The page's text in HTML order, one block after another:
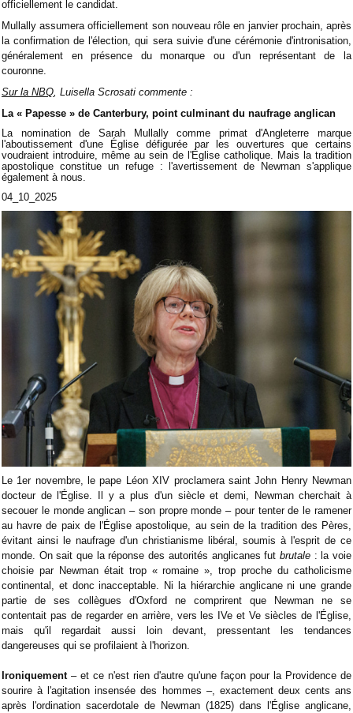
officiellement le candidat.
Mullally assumera officiellement son nouveau rôle en janvier prochain, après
la confirmation de l'élection, qui sera suivie d'une cérémonie d'intronisation,
généralement en présence du monarque ou d'un représentant de la
couronne.
Sur la NBQ, Luisella Scrosati commente :
La « Papesse » de Canterbury, point culminant du naufrage anglican
La nomination de Sarah Mullally comme primat d'Angleterre marque
l'aboutissement d'une Église défigurée par les ouvertures que certains
voudraient introduire, même au sein de l'Église catholique. Mais la tradition
apostolique constitue un refuge : l'avertissement de Newman s'applique
également à nous.
04_10_2025
Le 1er novembre, le pape Léon XIV proclamera saint John Henry Newman
docteur de l'Église. Il y a plus d'un siècle et demi, Newman cherchait à
secouer le monde anglican – son propre monde – pour tenter de le ramener
au havre de paix de l'Église apostolique, au sein de la tradition des Pères,
évitant ainsi le naufrage d'un christianisme libéral, soumis à l'esprit de ce
monde. On sait que la réponse des autorités anglicanes fut brutale: la voie
choisie par Newman était trop « romaine », trop proche du catholicisme
continental, et donc inacceptable. Ni la hiérarchie anglicane ni une grande
partie de ses collègues d'Oxford ne comprirent que Newman ne se
contentait pas de regarder en arrière, vers les IVe et Ve siècles de l'Église,
mais qu'il regardait aussi loin devant, pressentant les tendances
dangereuses qui se profilaient à l'horizon.
Ironiquement– ​​et ce n'est rien d'autre qu'une façon pour la Providence de
sourire à l'agitation insensée des hommes –, exactement deux cents ans
après l'ordination sacerdotale de Newman (1825) dans l'Église anglicane,